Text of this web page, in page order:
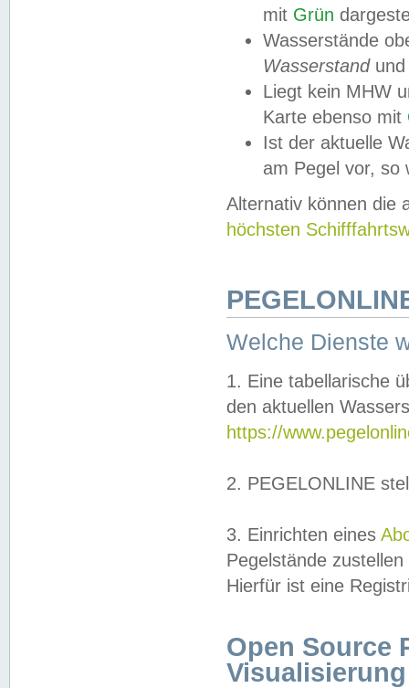
mit Grün
Wasserstände
Wasserstandund
Liegt kein MHW
Karte ebenso mit
Ist der aktuelle
am Pegel vor,
Alternativ können die
höchsten
Welche Dienste
1. Eine tabellarische
den aktuellen
https://
2. PEGELONLINE
3. Einrichten eines
Pegelstände
Hierfür ist eine
Open Source
Visualisierung